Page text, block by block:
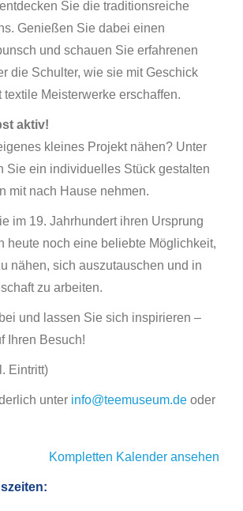
Sie die traditionsreiche
Genießen Sie dabei einen
und schauen Sie erfahrenen
die Schulter, wie sie mit Geschick
textile Meisterwerke erschaffen.
aktiv!
kleines Projekt nähen? Unter
Sie ein individuelles Stück gestalten
mit nach Hause nehmen.
im 19. Jahrhundert ihren Ursprung
heute noch eine beliebte Möglichkeit,
nähen, sich auszutauschen und in
zu arbeiten.
und lassen Sie sich inspirieren –
Ihren Besuch!
Eintritt)
unter info@teemuseum.de oder
Kompletten Kalender ansehen